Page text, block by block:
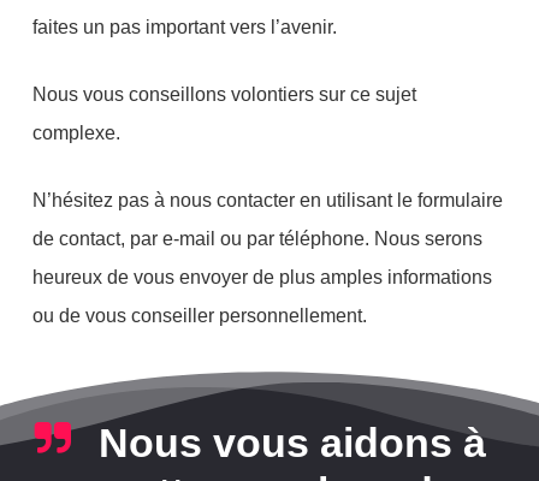
faites un pas important vers l’avenir.
Nous vous conseillons volontiers sur ce sujet
complexe.
N’hésitez pas à nous contacter en utilisant le formulaire
de contact, par e-mail ou par téléphone. Nous serons
heureux de vous envoyer de plus amples informations
ou de vous conseiller personnellement.
Nous vous aidons à